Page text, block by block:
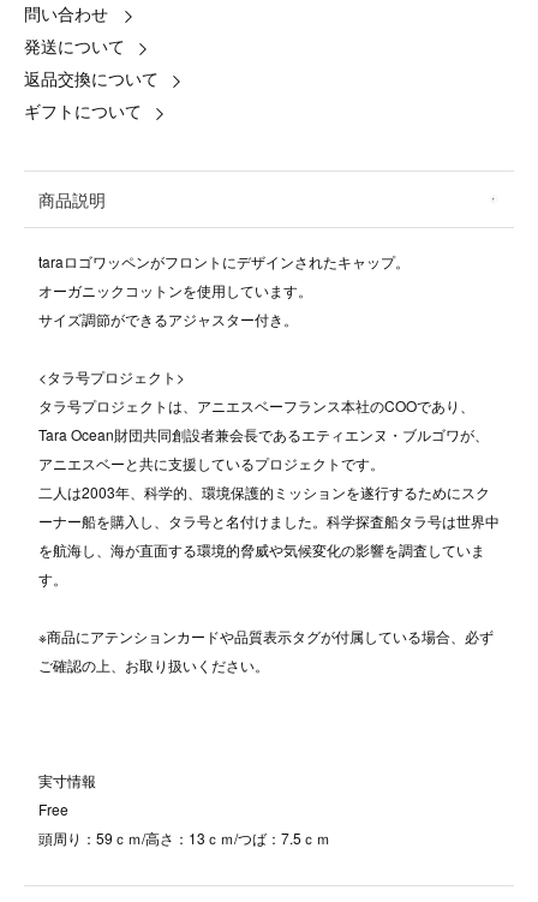
問い合わせ
発送について
返品交換について
ギフトについて
商品説明
taraロゴワッペンがフロントにデザインされたキャップ。
オーガニックコットンを使用しています。
サイズ調節ができるアジャスター付き。
<タラ号プロジェクト>
タラ号プロジェクトは、アニエスベーフランス本社のCOOであり、
Tara Ocean財団共同創設者兼会長であるエティエンヌ・ブルゴワが、
アニエスベーと共に支援しているプロジェクトです。
二人は2003年、科学的、環境保護的ミッションを遂行するためにスク
ーナー船を購入し、タラ号と名付けました。科学探査船タラ号は世界中
を航海し、海が直面する環境的脅威や気候変化の影響を調査していま
す。
※商品にアテンションカードや品質表示タグが付属している場合、必ず
ご確認の上、お取り扱いください。
実寸情報
Free
頭周り：59ｃｍ/高さ：13ｃｍ/つば：7.5ｃｍ